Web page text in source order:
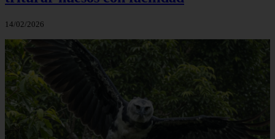
14/02/2026